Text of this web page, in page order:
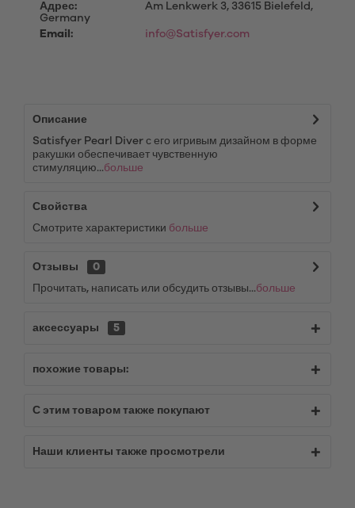
Адрес:
Am Lenkwerk 3, 33615 Bielefeld,
Germany
Email:
info@Satisfyer.com
Описание
Satisfyer Pearl Diver с его игривым дизайном в форме
ракушки обеспечивает чувственную
стимуляцию...больше
Свойства
Смотрите характеристики больше
Отзывы
0
Прочитать, написать или обсудить отзывы...больше
аксессуары 5
похожие товары:
С этим товаром также покупают
Наши клиенты также просмотрели